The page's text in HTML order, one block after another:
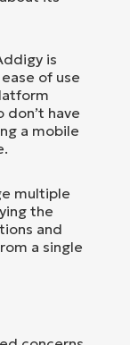
is
of use
don’t have
a mobile
multiple
the
and
a single